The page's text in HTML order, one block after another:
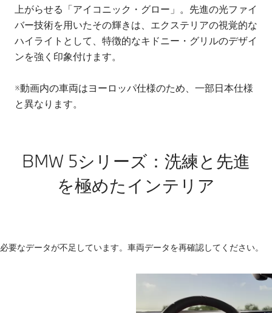
上がらせる「アイコニック・グロー」。先進の光ファイ
バー技術を用いたその輝きは、エクステリアの視覚的な
ハイライトとして、特徴的なキドニー・グリルのデザイ
ンを強く印象付けます。
※動画内の車両はヨーロッパ仕様のため、一部日本仕様
と異なります。
BMW 5シリーズ：洗練と先進
を極めたインテリア
必要なデータが不足しています。車両データを再確認してください。